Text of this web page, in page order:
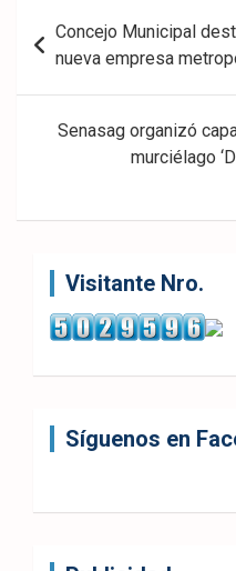
Navegación
de
entradas
Concejo Municipal
nueva empresa
Senasag organizó
murciélago
Visitante Nro.
Síguenos en